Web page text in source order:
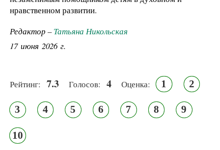
нравственном развитии.
Редактор –Татьяна Никольская
17 июня 2026 г.
Рейтинг: 7.3 Голосов: 4 Оценка: 1 2
3 4 5 6 7 8 9
10